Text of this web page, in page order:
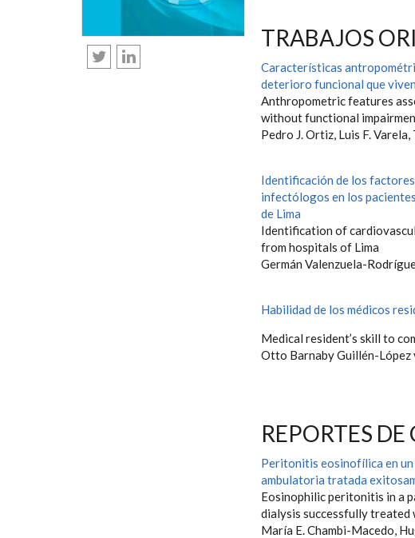
TRABAJOS
Características
deterioro funcional que
Anthropometric features
without functional
Pedro J. Ortiz, Luis F.
Identificación de los
infectólogos en los
de Lima
Identification of
from hospitals of Lima
Germán Valenzuela-
Habilidad de los médicos
Medical resident’s skill to
Otto Barnaby Guillén-López
REPORTES DE
Peritonitis eosinofílica en
ambulatoria tratada
Eosinophilic peritonitis in a
dialysis successfully treated
María E. Chambi-Macedo,